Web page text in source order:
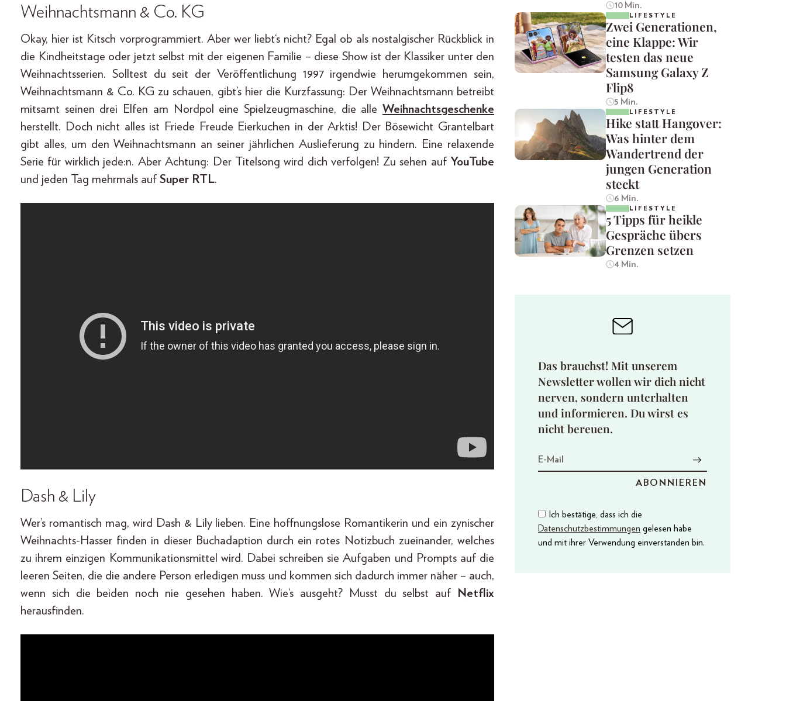
Weihnachtsmann & Co. KG
Okay, hier ist Kitsch vorprogrammiert. Aber wer liebt‘s nicht? Egal ob als nostalgischer Rückblick in
die Kindheitstage oder jetzt selbst mit der eigenen Familie – diese Show ist der Klassiker unter den
Weihnachtsserien. Solltest du seit der Veröffentlichung 1997 irgendwie herumgekommen sein,
Weihnachtsmann & Co. KG zu schauen, gibt’s hier die Kurzfassung: Der Weihnachtsmann betreibt
mitsamt seinen drei Elfen am Nordpol eine Spielzeugmaschine, die alle Weihnachtsgeschenke
herstellt. Doch nicht alles ist Friede Freude Eierkuchen in der Arktis! Der Bösewicht Grantelbart
gibt alles, um den Weihnachtsmann an seiner jährlichen Auslieferung zu hindern. Eine relaxende
Serie für wirklich jede:n. Aber Achtung: Der Titelsong wird dich verfolgen! Zu sehen auf YouTube
und jeden Tag mehrmals auf Super RTL.
Dash & Lily
Wer’s romantisch mag, wird Dash & Lily lieben. Eine hoffnungslose Romantikerin und ein zynischer
Weihnachts-Hasser finden in dieser Buchadaption durch ein rotes Notizbuch zueinander, welches
zu ihrem einzigen Kommunikationsmittel wird. Dabei schreiben sie Aufgaben und Prompts auf die
leeren Seiten, die die andere Person erledigen muss und kommen sich dadurch immer näher – auch,
wenn sich die beiden noch nie gesehen haben. Wie‘s ausgeht? Musst du selbst auf
Netflix
herausfinden.
10 Min.
LIFESTYLE
Zwei Generationen,
eine Klappe: Wir
testen das neue
Samsung Galaxy Z
Flip8
5 Min.
LIFESTYLE
Hike statt Hangover:
Was hinter dem
Wandertrend der
jungen Generation
steckt
6 Min.
LIFESTYLE
5 Tipps für heikle
Gespräche übers
Grenzen setzen
4 Min.
Das brauchst! Mit unserem
Newsletter wollen wir dich nicht
nerven, sondern unterhalten
und informieren. Du wirst es
nicht bereuen.
Ich bestätige, dass ich die
Datenschutzbestimmungen gelesen habe
und mit ihrer Verwendung einverstanden bin.